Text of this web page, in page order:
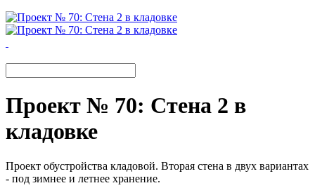
Проект № 70: Стена 2 в
кладовке
Проект обустройства кладовой. Вторая стена в двух вариантах
- под зимнее и летнее хранение.